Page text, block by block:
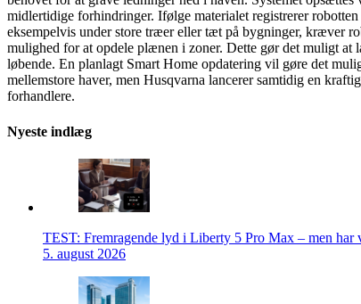
midlertidige forhindringer. Ifølge materialet registrerer
eksempelvis under store træer eller tæt på bygninger, kræver
mulighed for at opdele plænen i zoner. Dette gør det muligt at
løbende. En planlagt Smart Home opdatering vil gøre det
mellemstore haver, men Husqvarna lancerer samtidig en
forhandlere.
Nyeste indlæg
TEST: Fremragende lyd i Liberty 5 Pro Max – men har
5. august 2026